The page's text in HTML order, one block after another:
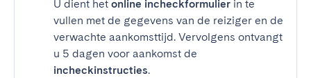
U dient het online incheckformulier in te
vullen met de gegevens van de reiziger en de
verwachte aankomsttijd. Vervolgens ontvangt
u 5 dagen voor aankomst de
incheckinstructies.